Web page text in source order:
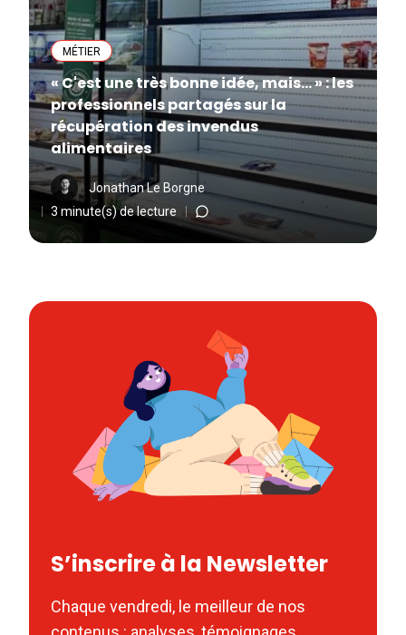
MÉTIER
« C'est une très bonne idée, mais... » : les
professionnels partagés sur la
récupération des invendus
alimentaires
Jonathan Le Borgne
3 minute(s) de lecture
S’inscrire à la Newsletter
Chaque vendredi, le meilleur de nos